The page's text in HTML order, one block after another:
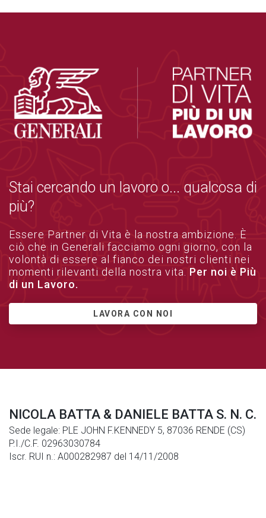
Stai cercando un lavoro o... qualcosa di
più?
Essere Partner di Vita è la nostra ambizione. È
ciò che in Generali facciamo ogni giorno, con la
volontà di essere al fianco dei nostri clienti nei
momenti rilevanti della nostra vita. Per noi è Più
di un Lavoro.
LAVORA CON NOI
NICOLA BATTA & DANIELE BATTA S. N. C.
Sede legale: PLE JOHN F.KENNEDY 5, 87036 RENDE (CS)
P.I./C.F. 02963030784
Iscr. RUI n.: A000282987 del 14/11/2008